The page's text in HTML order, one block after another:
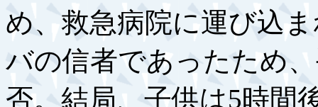
め、救急病院に運び込
バの信者であったため
否。結局、子供は5時間